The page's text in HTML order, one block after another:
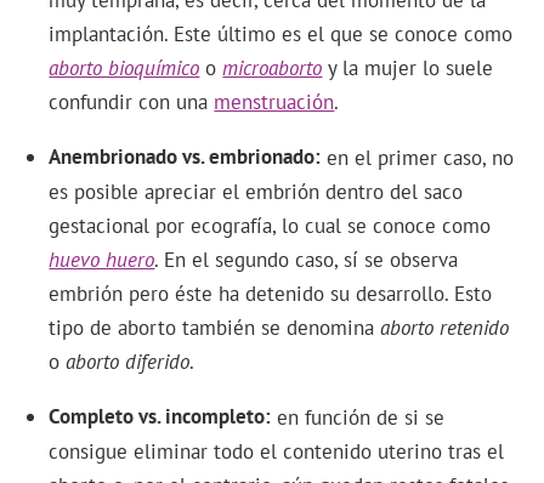
implantación. Este último es el que se conoce como
aborto bioquímico omicroaborto y la mujer lo suele
confundir con una menstruación.
Anembrionado vs. embrionado en el primer caso, no
es posible apreciar el embrión dentro del saco
gestacional por ecografía, lo cual se conoce como
huevo huero. En el segundo caso, sí se observa
embrión pero éste ha detenido su desarrollo. Esto
tipo de aborto también se denominaaborto retenido
oaborto diferido.
Completo vs. incompleto en función de si se
consigue eliminar todo el contenido uterino tras el